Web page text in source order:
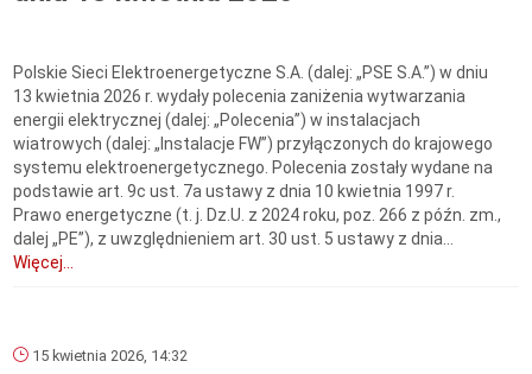
Polskie Sieci Elektroenergetyczne S.A. (dalej: „PSE S.A.”) w dniu
13 kwietnia 2026 r. wydały polecenia zaniżenia wytwarzania
energii elektrycznej (dalej: „Polecenia”) w instalacjach
wiatrowych (dalej: „Instalacje FW”) przyłączonych do krajowego
systemu elektroenergetycznego. Polecenia zostały wydane na
podstawie art. 9c ust. 7a ustawy z dnia 10 kwietnia 1997 r.
Prawo energetyczne (t. j. Dz.U. z 2024 roku, poz. 266 z późn. zm.,
dalej „PE”), z uwzględnieniem art. 30 ust. 5 ustawy z dnia...
Więcej...
15 kwietnia 2026, 14:32